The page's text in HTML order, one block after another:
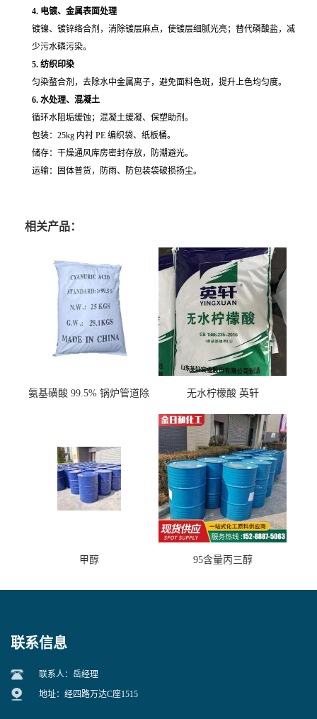
4. 电镀、金属表面处理
镀镍、镀锌络合剂，消除镀层麻点，使镀层细腻光亮；替代磷酸盐，减
少污水磷污染。
5. 纺织印染
匀染螯合剂，去除水中金属离子，避免面料色斑，提升上色均匀度。
6. 水处理、混凝土
循环水阻垢缓蚀；混凝土缓凝、保塑助剂。
包装：25kg 内衬 PE 编织袋、纸板桶。
储存：干燥通风库房密封存放，防潮避光。
运输：固体普货，防雨、防包装袋破损扬尘。
相关产品：
氨基磺酸 99.5% 锅炉管道除
无水柠檬酸 英轩
甲醇 95含量丙三醇
联系信息
联系人：岳经理
地址：经四路万达C座1515